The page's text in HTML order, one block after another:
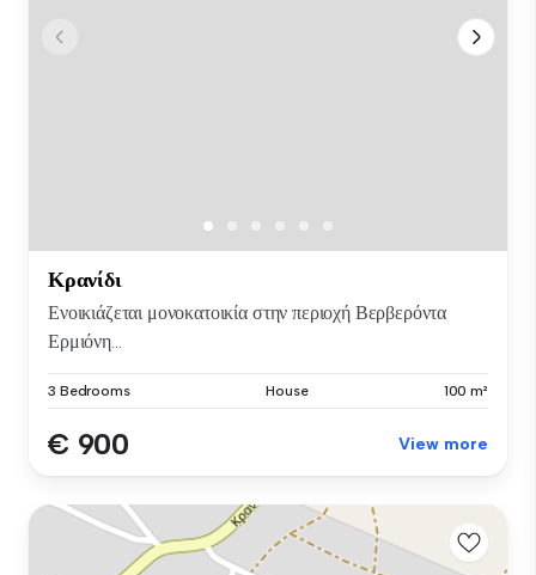
Κρανίδι
Ενοικιάζεται μονοκατοικία στην περιοχή Βερβερόντα
Ερμιόνη...
3 Bedrooms House 100 m²
€ 900 View more